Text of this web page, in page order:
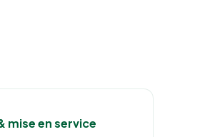
mise en service